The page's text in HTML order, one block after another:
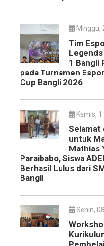
Minggu,
Tim
1 Bangli
pada Turnamen
Cup Bangli 2026
Kamis,
Selamat
untuk
Mathias
Paraibabo, Siswa
Berhasil Lulus dari
Bangli
Senin,